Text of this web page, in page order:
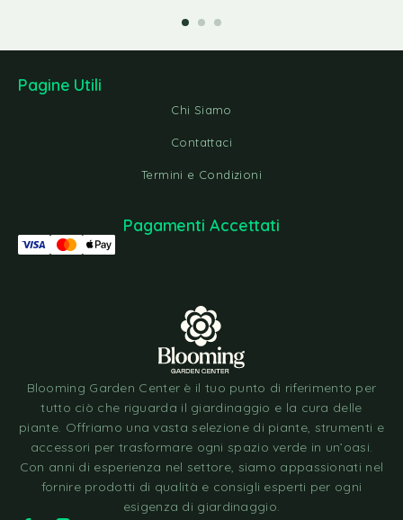
Pagine Utili
Chi Siamo
Contattaci
Termini e Condizioni
Blooming Garden Center è il tuo punto di riferimento per
tutto ciò che riguarda il giardinaggio e la cura delle
piante. Offriamo una vasta selezione di piante, strumenti e
accessori per trasformare ogni spazio verde in un’oasi.
Con anni di esperienza nel settore, siamo appassionati nel
fornire prodotti di qualità e consigli esperti per ogni
esigenza di giardinaggio.
Pagamenti Accettati